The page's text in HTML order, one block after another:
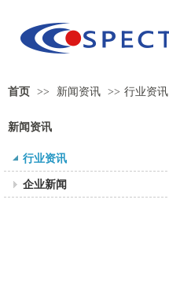
首页 >> 新闻资讯 >> 行业资讯
新闻资讯
行业资讯
企业新闻